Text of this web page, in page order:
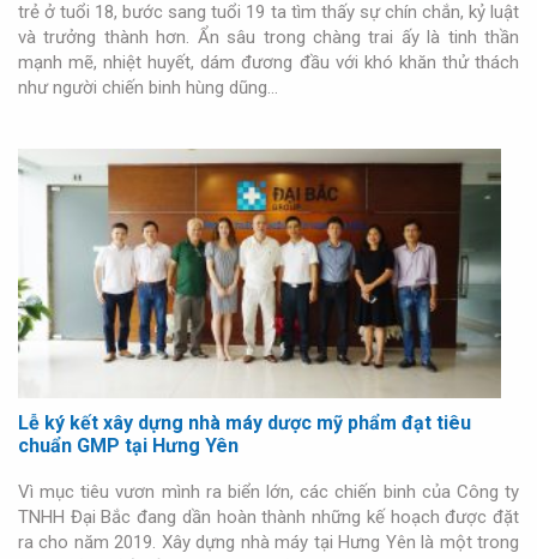
trẻ ở tuổi 18, bước sang tuổi 19 ta tìm thấy sự chín chắn, kỷ luật
và trưởng thành hơn. Ẩn sâu trong chàng trai ấy là tinh thần
mạnh mẽ, nhiệt huyết, dám đương đầu với khó khăn thử thách
như người chiến binh hùng dũng…
Lễ ký kết xây dựng nhà máy dược mỹ phẩm đạt tiêu
chuẩn GMP tại Hưng Yên
Vì mục tiêu vươn mình ra biển lớn, các chiến binh của Công ty
TNHH Đại Bắc đang dần hoàn thành những kế hoạch được đặt
ra cho năm 2019. Xây dựng nhà máy tại Hưng Yên là một trong